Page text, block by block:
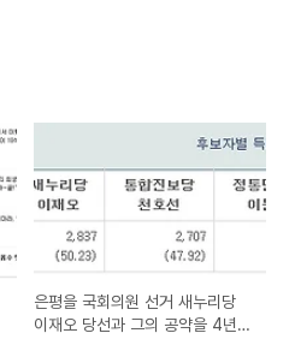
은평을 국회의원 선거 새누리당
이재오 당선과 그의 공약을 4년후